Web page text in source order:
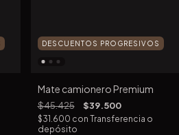
DESCUENTOS PROGRESIVOS
Mate camionero Premium
$45.425 $39.500
$31.600 con Transferencia o
depósito